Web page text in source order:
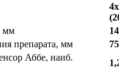
мм
препарата, мм
Аббе, наиб.